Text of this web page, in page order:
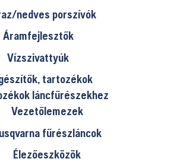
nedves porszívók
Áramfejlesztők
Vízszivattyúk
tartozékok
láncfűrészekhez
Vezetőlemezek
fűrészláncok
Élezőeszközök